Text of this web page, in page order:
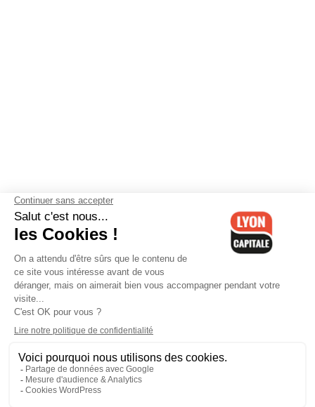
Contactez-nous-Mentions légales-CGV-Politique de
confidentialité-Gestion des cookies